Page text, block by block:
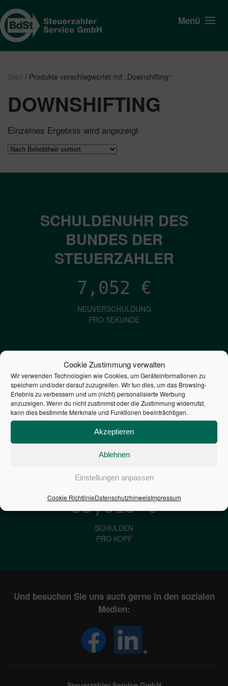
Cookie Zustimmung verwalten
Wir verwenden Technologien wie Cookies, um Geräteinformationen zu
speichern und/oder darauf zuzugreifen. Wir tun dies, um das Browsing-
Erlebnis zu verbessern und um (nicht) personalisierte Werbung
anzuzeigen. Wenn du nicht zustimmst oder die Zustimmung widerrufst,
kann dies bestimmte Merkmale und Funktionen beeinträchtigen.
Akzeptieren
Ablehnen
Einstellungen anpassen
Cookie RichtlinieDatenschutzhinweisImpressum
Menü
Start / Produkte verschlagwortet mit „Downshifting“
DOWNSHIFTING
Einzelnes Ergebnis wird angezeigt
SCHULDENUHR DES
BUNDES DER
STEUERZAHLER
7,052 €
NEUVERSCHULDUNG
PRO SEKUNDE
1,601€
ZINSEN
PRO SEKUNDE
2,806,008,665,928
STAATSVERSCHULDUNG
33,618€
SCHULDEN
PRO KOPF
Und besuchen Sie uns auch gerne in den sozialen
Medien: